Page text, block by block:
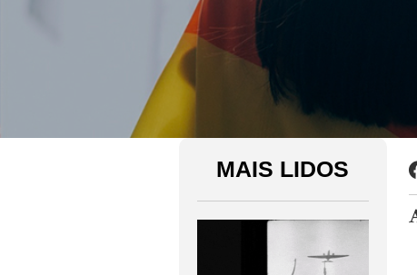
MAIS LIDOS